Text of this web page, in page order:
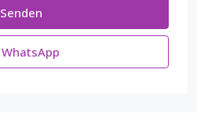
Senden
WhatsApp